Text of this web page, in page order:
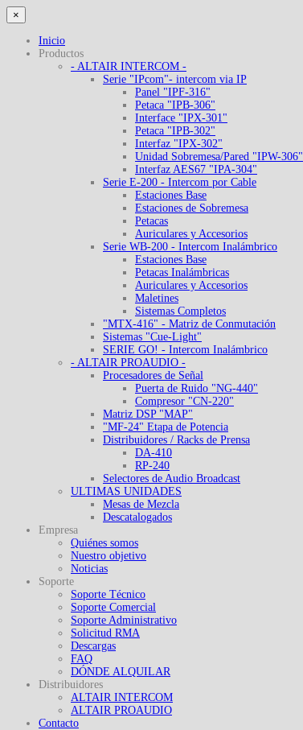
×
Inicio
Productos
- ALTAIR INTERCOM -
Serie "IPcom"- intercom via IP
Panel "IPF-316"
Petaca "IPB-306"
Interface "IPX-301"
Petaca "IPB-302"
Interfaz "IPX-302"
Unidad Sobremesa/Pared "IPW-306"
Interfaz AES67 "IPA-304"
Serie E-200 - Intercom por Cable
Estaciones Base
Estaciones de Sobremesa
Petacas
Auriculares y Accesorios
Serie WB-200 - Intercom Inalámbrico
Estaciones Base
Petacas Inalámbricas
Auriculares y Accesorios
Maletines
Sistemas Completos
"MTX-416" - Matriz de Conmutación
Sistemas "Cue-Light"
SERIE GO! - Intercom Inalámbrico
- ALTAIR PROAUDIO -
Procesadores de Señal
Puerta de Ruido "NG-440"
Compresor "CN-220"
Matriz DSP "MAP"
"MF-24" Etapa de Potencia
Distribuidores / Racks de Prensa
DA-410
RP-240
Selectores de Audio Broadcast
ULTIMAS UNIDADES
Mesas de Mezcla
Descatalogados
Empresa
Quiénes somos
Nuestro objetivo
Noticias
Soporte
Soporte Técnico
Soporte Comercial
Soporte Administrativo
Solicitud RMA
Descargas
FAQ
DÓNDE ALQUILAR
Distribuidores
ALTAIR INTERCOM
ALTAIR PROAUDIO
Contacto